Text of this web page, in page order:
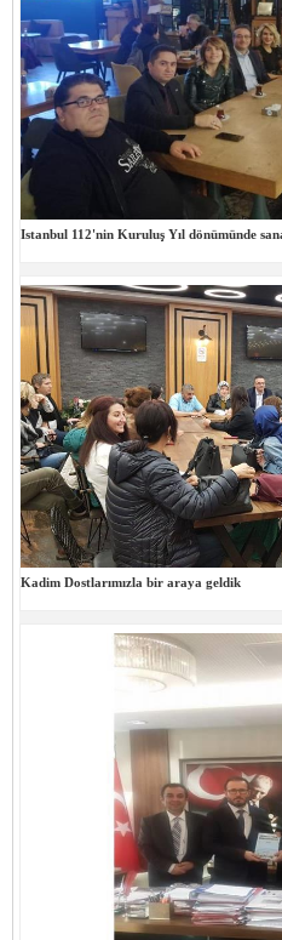
Istanbul 112'nin Kuruluş Yıl dönümünde
Kadim Dostlarımızla bir araya geldik